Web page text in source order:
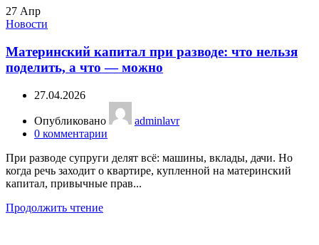
27 Апр
Новости
Материнский капитал при разводе: что нельзя
поделить, а что — можно
27.04.2026
Опубликовано
adminlavr
0 комментарии
При разводе супруги делят всё: машины, вклады, дачи. Но
когда речь заходит о квартире, купленной на материнский
капитал, привычные прав...
Продолжить чтение